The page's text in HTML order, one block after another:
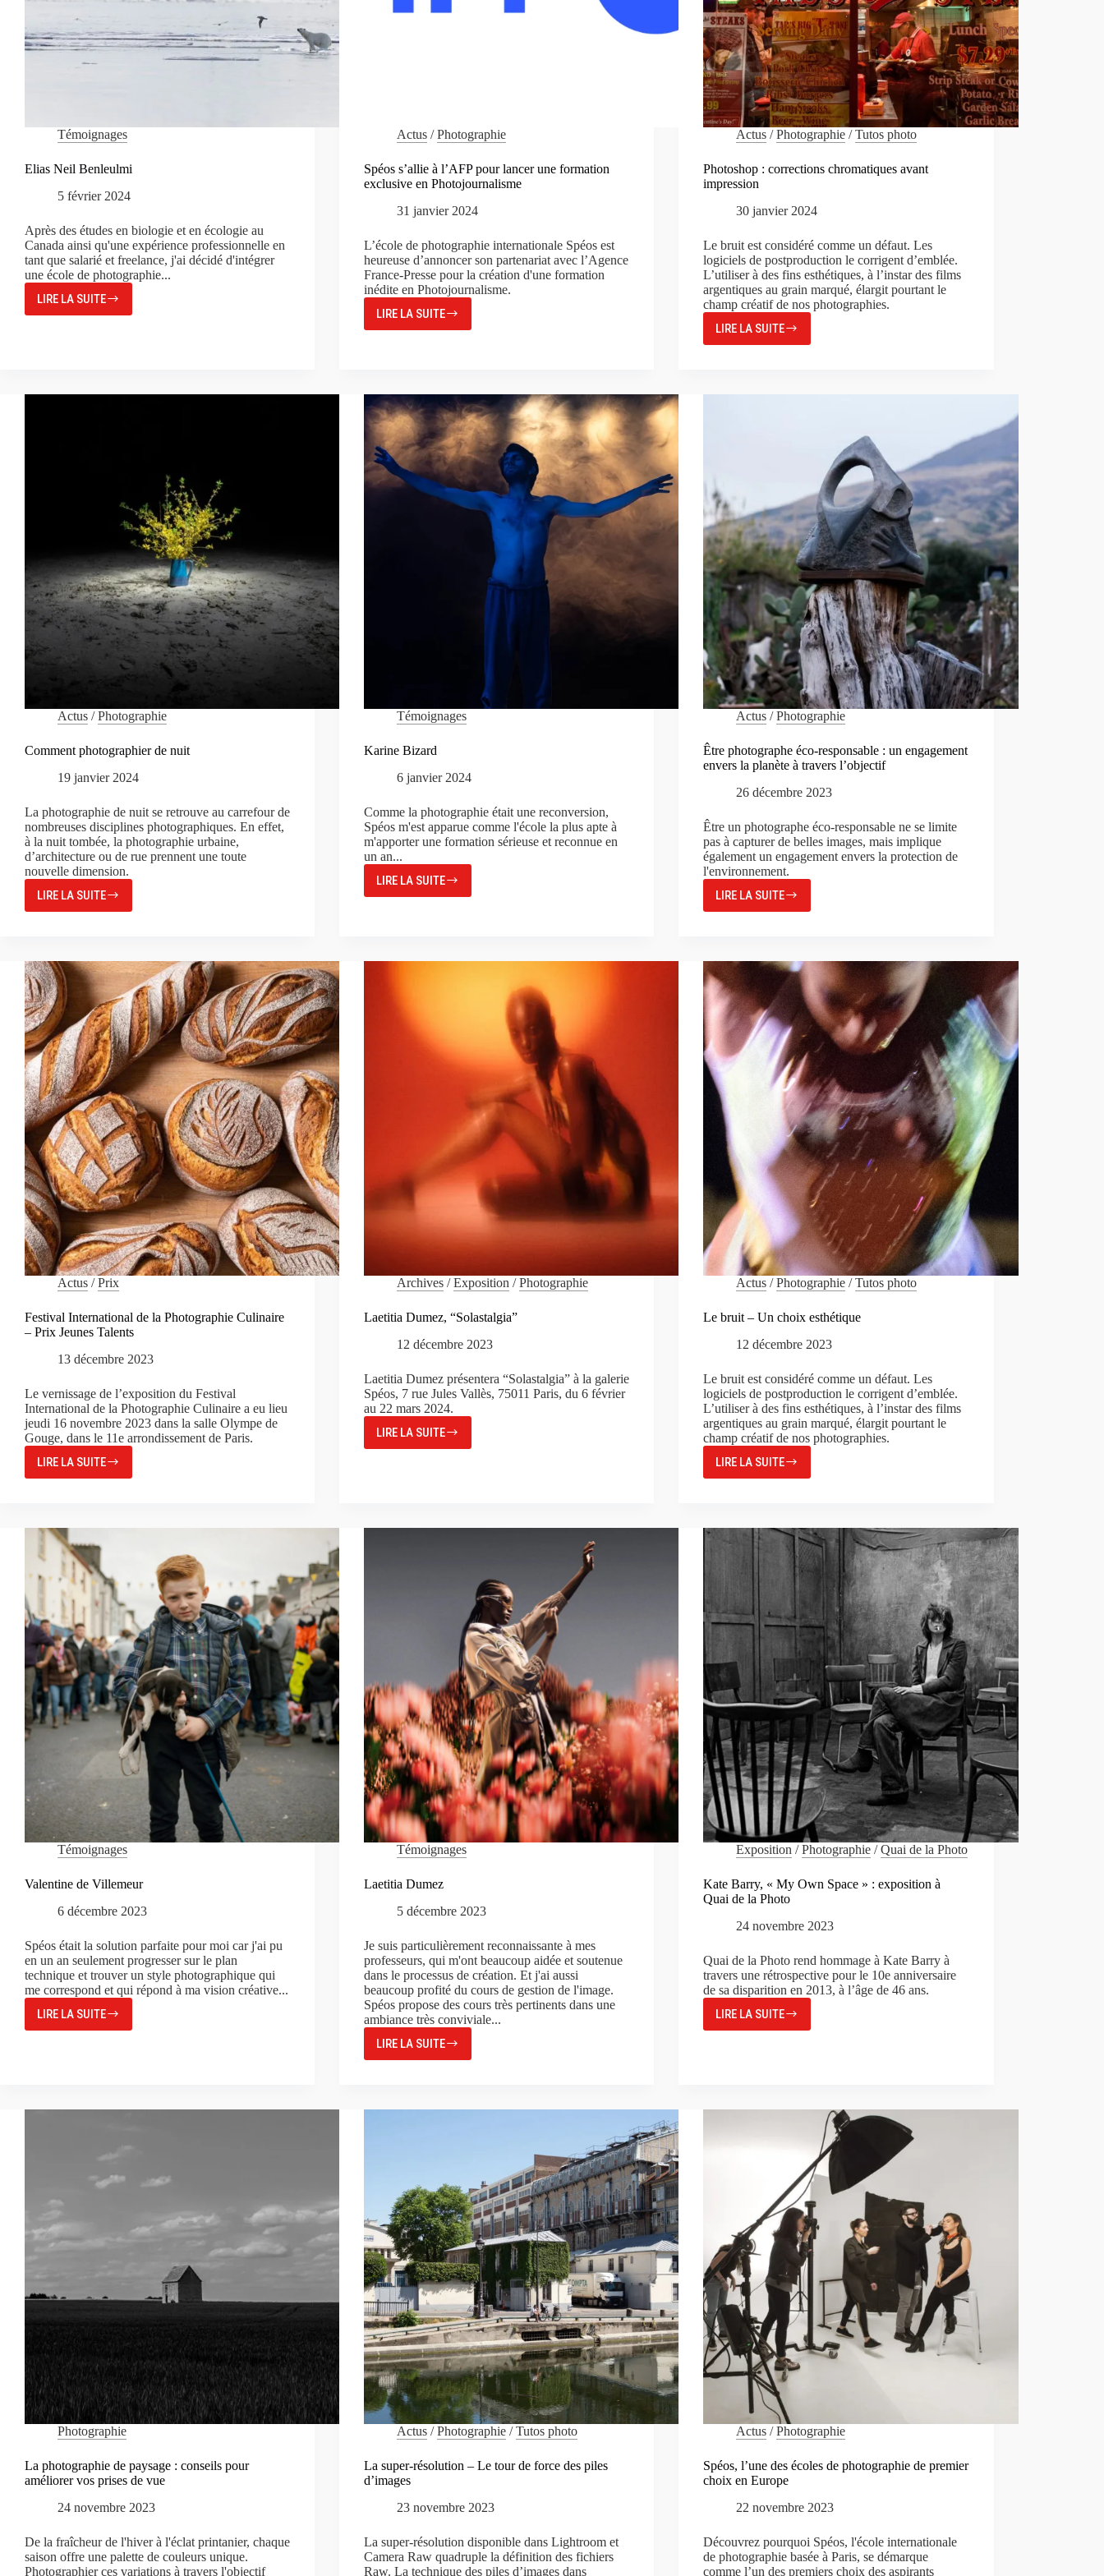
Témoignages
Elias Neil Benleulmi
5 février 2024
Après des études en biologie et en écologie au
Canada ainsi qu'une expérience professionnelle en
tant que salarié et freelance, j'ai décidé d'intégrer
une école de photographie...
LIRE LA SUITE
ELIAS
NEIL
Actus /Photographie
Spéos s’allie à l’AFP pour lancer une formation
exclusive en Photojournalisme
31 janvier 2024
L’école de photographie internationale Spéos est
heureuse d’annoncer son partenariat avec l’Agence
France-Presse pour la création d'une formation
inédite en Photojournalisme.
LIRE LA SUITE
SPÉOS
S’ALLIE
LANCER
UNE
FORMATION
EXCLUSIVE
EN
PHOTOJOURNALISME
Actus /Photographie /Tutos photo
Photoshop : corrections chromatiques avant
impression
30 janvier 2024
Le bruit est considéré comme un défaut. Les
logiciels de postproduction le corrigent d’emblée.
L’utiliser à des fins esthétiques, à l’instar des films
argentiques au grain marqué, élargit pourtant le
champ créatif de nos photographies.
LIRE LA SUITEPHOTOSHOP
:
AVANT
Actus /Photographie
Comment photographier de nuit
19 janvier 2024
La photographie de nuit se retrouve au carrefour de
nombreuses disciplines photographiques. En effet,
à la nuit tombée, la photographie urbaine,
d’architecture ou de rue prennent une toute
nouvelle dimension.
LIRE LA SUITE
COMMENT
PHOTOGRAPHIER
Témoignages
Karine Bizard
6 janvier 2024
Comme la photographie était une reconversion,
Spéos m'est apparue comme l'école la plus apte à
m'apporter une formation sérieuse et reconnue en
un an...
LIRE LA SUITE
KARINE
BIZARD
Actus /Photographie
Être photographe éco-responsable : un engagement
envers la planète à travers l’objectif
26 décembre 2023
Être un photographe éco-responsable ne se limite
pas à capturer de belles images, mais implique
également un engagement envers la protection de
l'environnement.
LIRE LA SUITE
ÊTRE
PHOTOGRAPHE
:
ENGAGEMENT
ENVERS
LA
PLANÈTE
TRAVERS
L’OBJECTIF
Actus /Prix
Festival International de la Photographie Culinaire
– Prix Jeunes Talents
13 décembre 2023
Le vernissage de l’exposition du Festival
International de la Photographie Culinaire a eu lieu
jeudi 16 novembre 2023 dans la salle Olympe de
Gouge, dans le 11e arrondissement de Paris.
LIRE LA SUITE
FESTIVAL
INTERNATIONAL
PHOTOGRAPHIE
CULINAIRE
–
PRIX
JEUNES
TALENTS
Archives /Exposition /Photographie
Laetitia Dumez, “Solastalgia”
12 décembre 2023
Laetitia Dumez présentera “Solastalgia” à la galerie
Spéos, 7 rue Jules Vallès, 75011 Paris, du 6 février
au 22 mars 2024.
LIRE LA SUITE
LAETITIA
DUMEZ,
Actus /Photographie /Tutos photo
Le bruit – Un choix esthétique
12 décembre 2023
Le bruit est considéré comme un défaut. Les
logiciels de postproduction le corrigent d’emblée.
L’utiliser à des fins esthétiques, à l’instar des films
argentiques au grain marqué, élargit pourtant le
champ créatif de nos photographies.
LIRE LA SUITE
LE
BRUIT
CHOIX
ESTHÉTIQUE
Témoignages
Valentine de Villemeur
6 décembre 2023
Spéos était la solution parfaite pour moi car j'ai pu
en un an seulement progresser sur le plan
technique et trouver un style photographique qui
me correspond et qui répond à ma vision créative...
LIRE LA SUITE
VALENTINE
DE
Témoignages
Laetitia Dumez
5 décembre 2023
Je suis particulièrement reconnaissante à mes
professeurs, qui m'ont beaucoup aidée et soutenue
dans le processus de création. Et j'ai aussi
beaucoup profité du cours de gestion de l'image.
Spéos propose des cours très pertinents dans une
ambiance très conviviale...
LIRE LA SUITE
LAETITIA
DUMEZ
Exposition /Photographie /Quai de la Photo
Kate Barry, « My Own Space » : exposition à
Quai de la Photo
24 novembre 2023
Quai de la Photo rend hommage à Kate Barry à
travers une rétrospective pour le 10e anniversaire
de sa disparition en 2013, à l’âge de 46 ans.
LIRE LA SUITE
KATE
BARRY,
»
PHOTO
Photographie
La photographie de paysage : conseils pour
améliorer vos prises de vue
24 novembre 2023
De la fraîcheur de l'hiver à l'éclat printanier, chaque
saison offre une palette de couleurs unique.
Photographier ces variations à travers l'objectif
Actus /Photographie /Tutos photo
La super-résolution – Le tour de force des piles
d’images
23 novembre 2023
La super-résolution disponible dans Lightroom et
Camera Raw quadruple la définition des fichiers
Raw. La technique des piles d’images dans
Actus /Photographie
Spéos, l’une des écoles de photographie de premier
choix en Europe
22 novembre 2023
Découvrez pourquoi Spéos, l'école internationale
de photographie basée à Paris, se démarque
comme l’un des premiers choix des aspirants